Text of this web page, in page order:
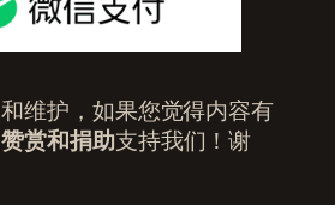
维护，如果您觉得内容有
赞赏和捐助支持我们！谢